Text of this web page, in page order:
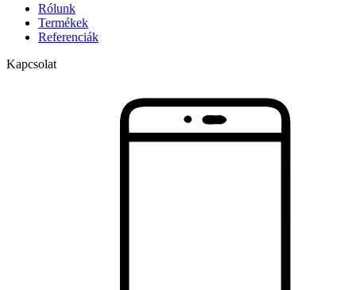
Rólunk
Termékek
Referenciák
Kapcsolat